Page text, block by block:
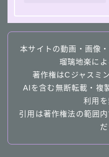
本サイトの動画・画像
瑠璃地楽に
著作権はCジャスミ
AIを含む無断転載・複
利用
引用は著作権法の範囲